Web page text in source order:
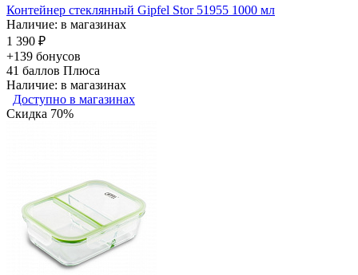
Контейнер стеклянный Gipfel Stor 51955 1000 мл
Наличие: в магазинах
1 390 ₽
+139 бонусов
41 баллов Плюса
Наличие: в магазинах
Доступно в магазинах
Скидка 70%